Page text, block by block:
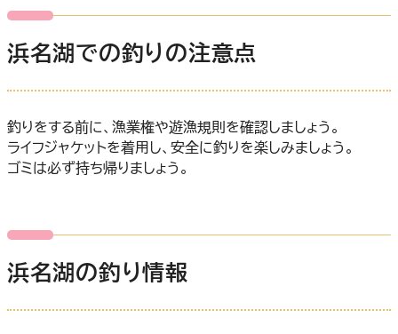
浜名湖での釣りの注意点
釣りをする前に、漁業権や遊漁規則を確認しましょう。
ライフジャケットを着用し、安全に釣りを楽しみましょう。
ゴミは必ず持ち帰りましょう。
浜名湖の釣り情報